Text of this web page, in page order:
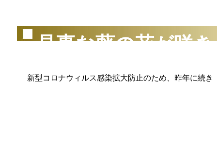
見事な藤の花が咲
新型コロナウィルス感染拡大防止のため、昨年に続き